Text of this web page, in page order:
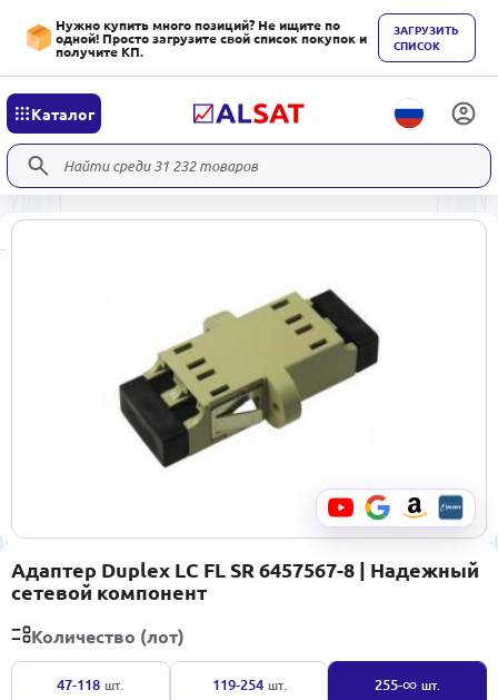
Нужно купить много позиций? Не ищите по
одной! Просто загрузите свой список покупок и
получите КП.
ЗАГРУЗИТЬ
СПИСОК
Каталог
Адаптер Duplex LC FL SR 6457567-8 | Надежный
сетевой компонент
Количество (лот)
47-118 шт. 119-254 шт. 255-∞ шт.